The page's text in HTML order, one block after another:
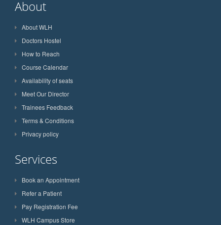
About
About WLH
Doctors Hostel
How to Reach
Course Calendar
Availability of seats
Meet Our Director
Trainees Feedback
Terms & Conditions
Privacy policy
Services
Book an Appointment
Refer a Patient
Pay Registration Fee
WLH Campus Store